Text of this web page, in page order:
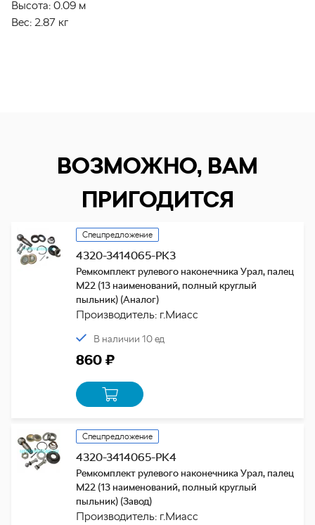
Высота: 0.09 м
Вес: 2.87 кг
ВОЗМОЖНО, ВАМ
ПРИГОДИТСЯ
Спецпредложение
4320-3414065-РК3
Ремкомплект рулевого наконечника Урал, палец
М22 (13 наименований, полный круглый
пыльник) (Аналог)
Производитель: г.Миасс
В наличии 10 ед
860 ₽
Спецпредложение
4320-3414065-РК4
Ремкомплект рулевого наконечника Урал, палец
М22 (13 наименований, полный круглый
пыльник) (Завод)
Производитель: г.Миасс